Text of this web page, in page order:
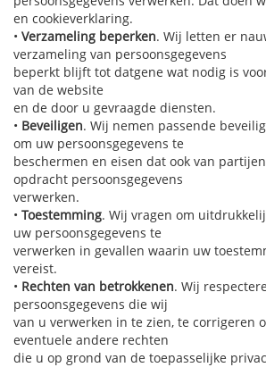
en cookieverklaring.
• Verzameling beperken. Wij letten er
verzameling van persoonsgegevens
beperkt blijft tot datgene wat nodig is
van de website
en de door u gevraagde diensten.
• Beveiligen. Wij nemen passende
om uw persoonsgegevens te
beschermen en eisen dat ook van
opdracht persoonsgegevens
verwerken.
• Toestemming. Wij vragen om
uw persoonsgegevens te
verwerken in gevallen waarin uw
vereist.
• Rechten van betrokkenen. Wij
persoonsgegevens die wij
van u verwerken in te zien, te corrigeren
eventuele andere rechten
die u op grond van de toepasselijke